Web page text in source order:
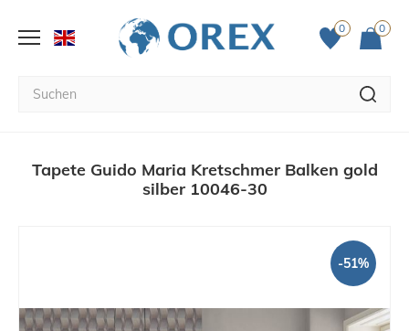
0 0
Tapete Guido Maria Kretschmer Balken gold
silber 10046-30
-51%